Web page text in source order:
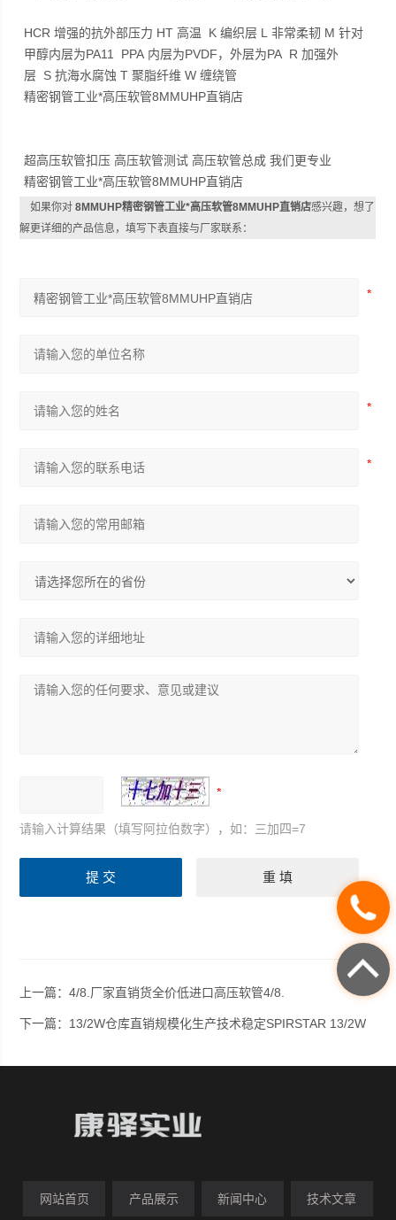
HCR 增强的抗外部压力 HT 高温 K 编织层 L 非常柔韧 M 针对
甲醇内层为PA11 PPA 内层为PVDF，外层为PA R 加强外
层 S 抗海水腐蚀 T 聚脂纤维 W 缠绕管
精密钢管工业*高压软管8MMUHP直销店
超高压软管扣压 高压软管测试 高压软管总成 我们更专业
精密钢管工业*高压软管8MMUHP直销店
如果你对8MMUHP精密钢管工业*高压软管8MMUHP直销店感兴趣，想了
解更详细的产品信息，填写下表直接与厂家联系：
请输入计算结果（填写阿拉伯数字），如：三加四=7
上一篇：4/8.厂家直销货全价低进口高压软管4/8.
下一篇： 13/2W仓库直销规模化生产技术稳定SPIRSTAR 13/2W
网站首页 产品展示 新闻中心 技术文章